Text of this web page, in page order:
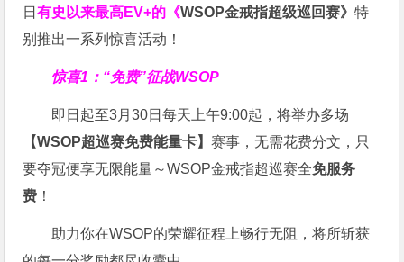
日有史以来最高EV+的《WSOP金戒指超级巡回赛》特
别推出一系列惊喜活动！
惊喜1：“免费”征战WSOP
即日起至3月30日每天上午9:00起，将举办多场
【WSOP超巡赛免费能量卡】赛事，无需花费分文，只
要夺冠便享无限能量～WSOP金戒指超巡赛全免服务
费 ！
助力你在WSOP的荣耀征程上畅行无阻，将所斩获